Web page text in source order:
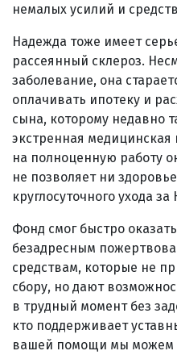
немалых усилий и
Надежда тоже имеет
рассеянный склероз.
заболевание, она
оплачивать ипотеку и
сына, которому недавно
экстренная
на полноценную работу
не позволяет ни
круглосуточного ухода
Фонд смог быстро
безадресным
средствам, которые не
сбору, но дают
в трудный момент без
кто поддерживает
вашей помощи мы можем